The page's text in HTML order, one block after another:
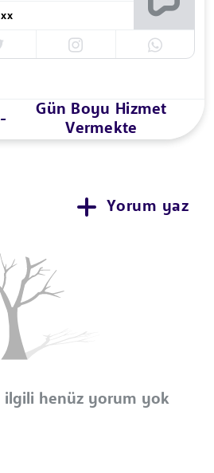
-
Gün Boyu Hizmet
Vermekte
Yorum yaz
ilgili henüz yorum yok